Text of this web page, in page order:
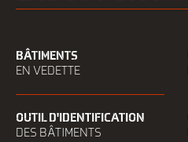
BÂTIMENTS
EN VEDETTE
OUTIL D'IDENTIFICATION
DES BÂTIMENTS